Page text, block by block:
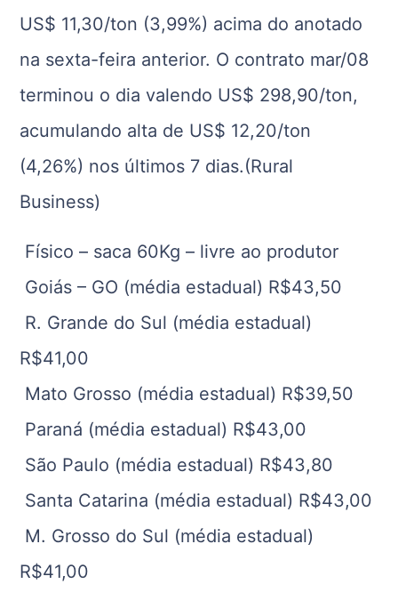
US$ 11,30/ton (3,99%) acima do anotado
na sexta-feira anterior. O contrato mar/08
terminou o dia valendo US$ 298,90/ton,
acumulando alta de US$ 12,20/ton
(4,26%) nos últimos 7 dias.(Rural
Business)
Físico – saca 60Kg – livre ao produtor
Goiás – GO (média estadual) R$43,50
R. Grande do Sul (média estadual)
R$41,00
Mato Grosso (média estadual) R$39,50
Paraná (média estadual) R$43,00
São Paulo (média estadual) R$43,80
Santa Catarina (média estadual) R$43,00
M. Grosso do Sul (média estadual)
R$41,00